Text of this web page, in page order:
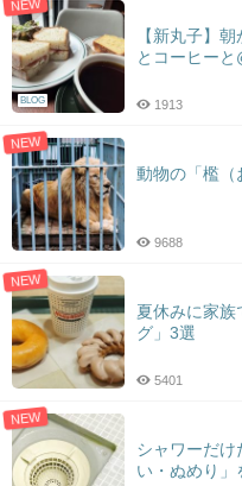
NEW
BLOG
【新丸子】
とコーヒーと
1913
NEW
動物の「檻（
9688
NEW
夏休みに家族
グ」3選
5401
NEW
シャワーだけ
い・ぬめり」